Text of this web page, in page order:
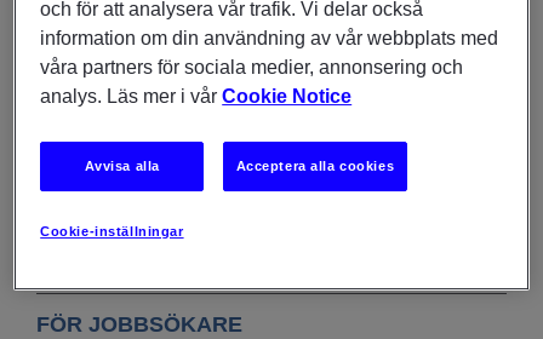
renodlat IT bolag blir vi i ManpowerGroup ännu mer
specialiserade och därmed vassare, säger Michael
Egnell,Managing Directorför Experis
INSIKTER OCH UNDERSÖKNINGAR
9 juni 2026
IT & tech‑branschen visar stabil rekryteringstakt inför
FÖR JOBBSÖKARE
och för att analysera vår trafik. Vi delar också
information om din användning av vår webbplats med
våra partners för sociala medier, annonsering och
analys. Läs mer i vårCookie Notice
Cookie-inställningar
Avvisa alla Acceptera alla cookies